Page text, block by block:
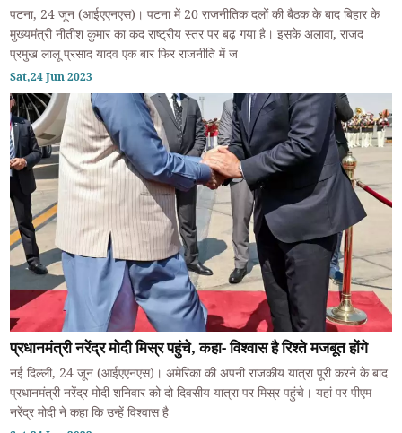
पटना, 24 जून (आईएएनएस)। पटना में 20 राजनीतिक दलों की बैठक के बाद बिहार के
मुख्यमंत्री नीतीश कुमार का कद राष्ट्रीय स्तर पर बढ़ गया है। इसके अलावा, राजद
प्रमुख लालू प्रसाद यादव एक बार फिर राजनीति में ज
Sat,24 Jun 2023
प्रधानमंत्री नरेंद्र मोदी मिस्र पहुंचे, कहा- विश्वास है रिश्ते मजबूत होंगे
नई दिल्ली, 24 जून (आईएएनएस)। अमेरिका की अपनी राजकीय यात्रा पूरी करने के बाद
प्रधानमंत्री नरेंद्र मोदी शनिवार को दो दिवसीय यात्रा पर मिस्र पहुंचे। यहां पर पीएम
नरेंद्र मोदी ने कहा कि उन्हें विश्वास है